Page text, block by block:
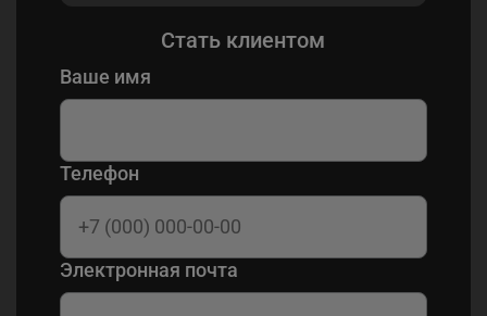
Стать клиентом
Ваше имя
Телефон
Электронная почта